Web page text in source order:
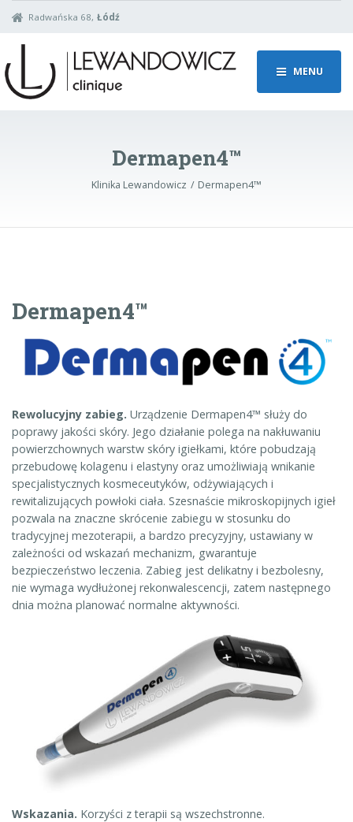
Radwańska 68, Łódź
MENU
Dermapen4™
Klinika Lewandowicz Dermapen4™
Dermapen4™
Rewolucyjny zabieg. Urządzenie Dermapen4™ służy do
poprawy jakości skóry. Jego działanie polega na nakłuwaniu
powierzchownych warstw skóry igiełkami, które pobudzają
przebudowę kolagenu i elastyny oraz umożliwiają wnikanie
specjalistycznych kosmeceutyków, odżywiających i
rewitalizujących powłoki ciała. Szesnaście mikroskopijnych igieł
pozwala na znaczne skrócenie zabiegu w stosunku do
tradycyjnej mezoterapii, a bardzo precyzyjny, ustawiany w
zależności od wskazań mechanizm, gwarantuje
bezpieczeństwo leczenia. Zabieg jest delikatny i bezbolesny,
nie wymaga wydłużonej rekonwalescencji, zatem następnego
dnia można planować normalne aktywności.
Wskazania. Korzyści z terapii są wszechstronne.